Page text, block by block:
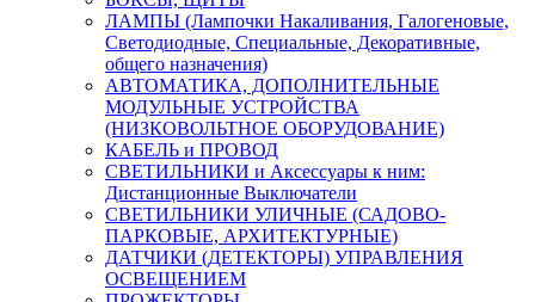
ЛАМПЫ (Лампочки Накаливания, Галогеновые,
Светодиодные, Специальные, Декоративные,
общего назначения)
АВТОМАТИКА, ДОПОЛНИТЕЛЬНЫЕ
МОДУЛЬНЫЕ УСТРОЙСТВА
(НИЗКОВОЛЬТНОЕ ОБОРУДОВАНИЕ)
КАБЕЛЬ и ПРОВОД
СВЕТИЛЬНИКИ и Аксессуары к ним:
Дистанционные Выключатели
СВЕТИЛЬНИКИ УЛИЧНЫЕ (САДОВО-
ПАРКОВЫЕ, АРХИТЕКТУРНЫЕ)
ДАТЧИКИ (ДЕТЕКТОРЫ) УПРАВЛЕНИЯ
ОСВЕЩЕНИЕМ